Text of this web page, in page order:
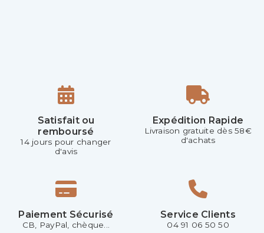
Satisfait ou
remboursé
14 jours pour changer
d'avis
Expédition Rapide
Livraison gratuite dès 58€
d'achats
Paiement Sécurisé
CB, PayPal, chèque...
Service Clients
04 91 06 50 50